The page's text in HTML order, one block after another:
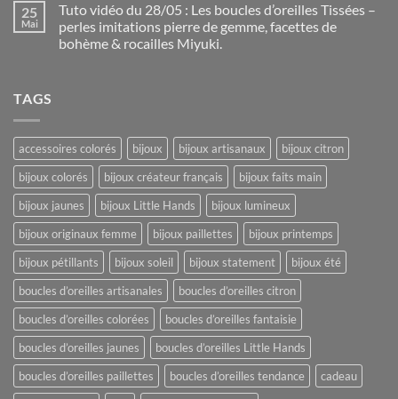
25
Mai
Tuto vidéo du 28/05 : Les boucles d’oreilles Tissées –
perles imitations pierre de gemme, facettes de
bohème & rocailles Miyuki.
TAGS
accessoires colorés bijoux bijoux artisanaux
bijoux citron
bijoux colorés
bijoux créateur français
bijoux faits main
bijoux jaunes
bijoux Little Hands
bijoux lumineux
bijoux originaux femme
bijoux paillettes
bijoux printemps
bijoux pétillants
bijoux soleil bijoux statement
bijoux été
boucles d’oreilles artisanales
boucles d’oreilles citron
boucles d’oreilles colorées
boucles d’oreilles fantaisie
boucles d’oreilles jaunes
boucles d’oreilles Little Hands
boucles d’oreilles paillettes
boucles d’oreilles tendance
cadeau